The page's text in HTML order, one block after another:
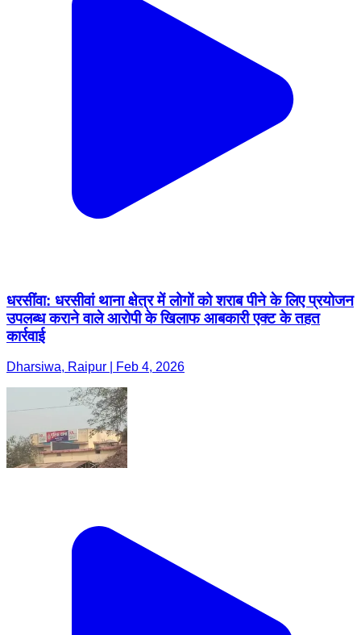
धरसींवा: धरसीवां थाना क्षेत्र में लोगों को शराब पीने के लिए प्रयोजन
उपलब्ध कराने वाले आरोपी के खिलाफ आबकारी एक्ट के तहत
कार्रवाई
Dharsiwa, Raipur | Feb 4, 2026